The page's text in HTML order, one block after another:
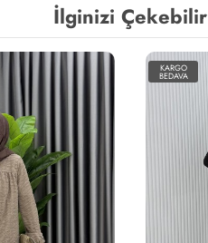
İlginizi Çekebilir
KARGO
BEDAVA